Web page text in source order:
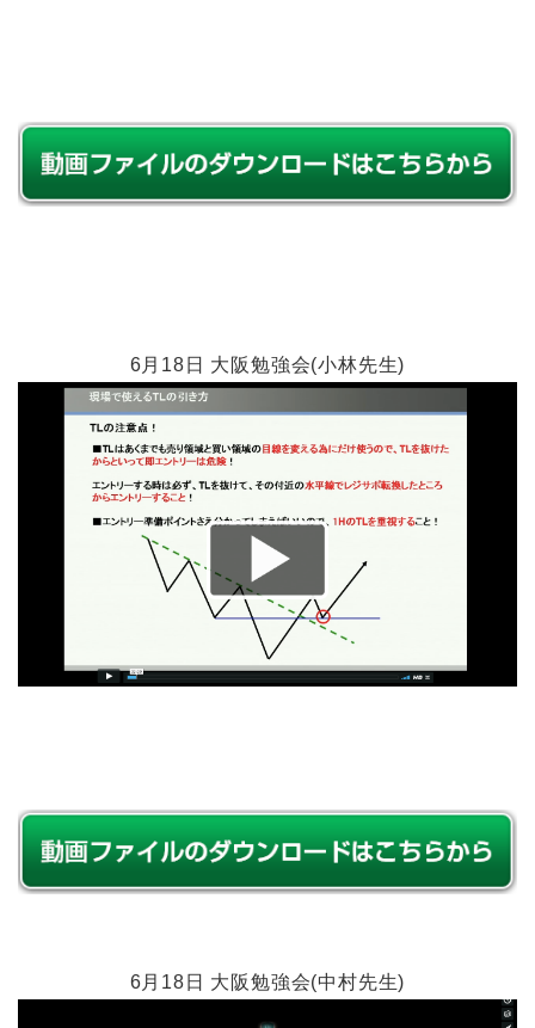
6月18日 大阪勉強会(小林先生)
6月18日 大阪勉強会(中村先生)